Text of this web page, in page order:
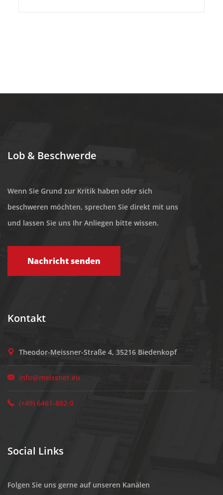
Lob & Beschwerde
Wenn Sie Grund zur Kritik haben oder sich
beschweren möchten, sprechen Sie direkt mit uns
und lassen Sie uns Ihr Anliegen bitte wissen.
Nachricht senden
Kontakt
Theodor-Meissner-Straße 4, 35216 Biedenkopf
info@meissner.eu
(+49) 6461-802-0
Social Links
Folgen Sie uns gerne auf unseren Kanälen